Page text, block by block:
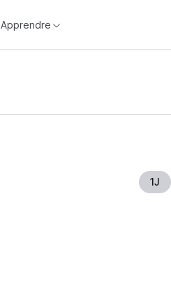
Apprendre
1J